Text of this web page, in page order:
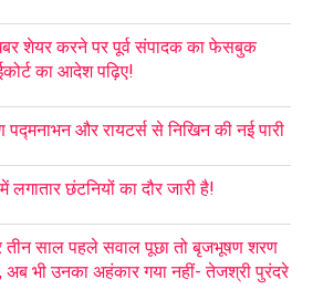
शेयर करने पर पूर्व संपादक का फेसबुक
का आदेश पढ़िए!
और रायटर्स से निखिन की नई पारी
लगातार छंटनियों का दौर जारी है!
तीन साल पहले सवाल पूछा तो बृजभूषण शरण
अब भी उनका अहंकार गया नहीं- तेजश्री पुरंदरे